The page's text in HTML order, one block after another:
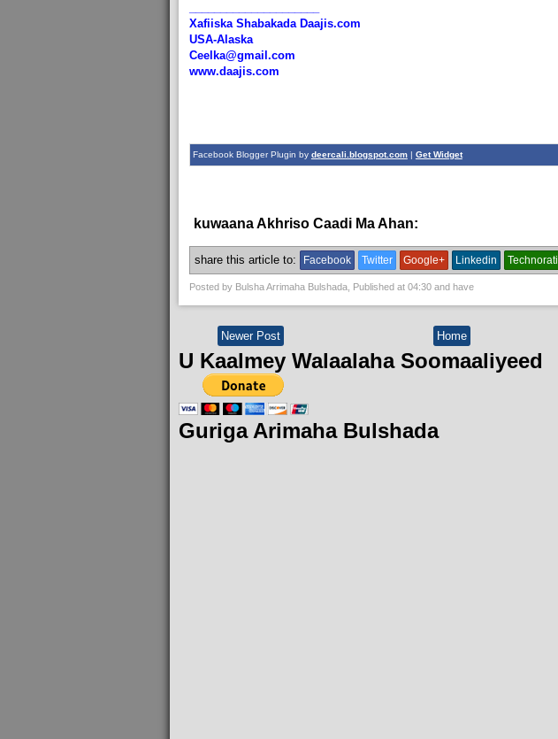
Xafiiska Shabakada Daajis.com
USA-Alaska
Ceelka@gmail.com
www.daajis.com
Facebook Blogger Plugin by deercali.blogspot.com| Get Widget
kuwaana Akhriso Caadi Ma Ahan:
share this article to: Facebook Twitter Google+ Linkedin Technorati
Posted by Bulsha Arrimaha Bulshada, Published at 04:30and have
Newer Post Home
U Kaalmey Walaalaha Soomaaliyeed
Guriga Arimaha Bulshada